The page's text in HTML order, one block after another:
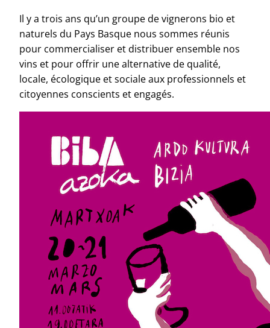
Il y a trois ans qu’un groupe de vignerons bio et
naturels du Pays Basque nous sommes réunis
pour commercialiser et distribuer ensemble nos
vins et pour offrir une alternative de qualité,
locale, écologique et sociale aux professionnels et
citoyennes conscients et engagés.